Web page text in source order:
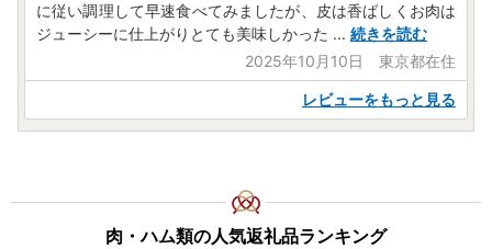
に従い調理して早速食べてみましたが、皮は香ばしくお肉は
ジューシーに仕上がりとても美味しかった ... 続きを読む
2025年10月10日 東京都在住
レビューをもっと見る
肉・ハム類の人気返礼品ランキング